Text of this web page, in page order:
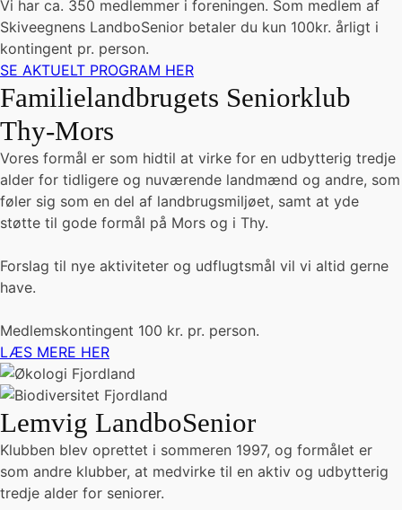
Vi har ca. 350 medlemmer i foreningen. Som medlem af
Skiveegnens LandboSenior betaler du kun 100kr. årligt i
kontingent pr. person.
SE AKTUELT PROGRAM HER
Familielandbrugets Seniorklub
Thy-Mors
Vores formål er som hidtil at virke for en udbytterig tredje
alder for tidligere og nuværende landmænd og andre, som
føler sig som en del af landbrugsmiljøet, samt at yde
støtte til gode formål på Mors og i Thy.
Forslag til nye aktiviteter og udflugtsmål vil vi altid gerne
have.
Medlemskontingent 100 kr. pr. person.
LÆS MERE HER
Lemvig LandboSenior
Klubben blev oprettet i sommeren 1997, og formålet er
som andre klubber, at medvirke til en aktiv og udbytterig
tredje alder for seniorer.